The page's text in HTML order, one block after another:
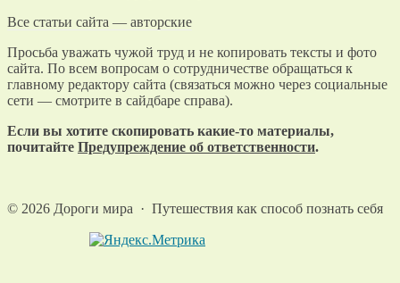
Все статьи сайта — авторские
Просьба уважать чужой труд и не копировать тексты и фото
сайта. По всем вопросам о сотрудничестве обращаться к
главному редактору сайта (связаться можно через социальные
сети — смотрите в сайдбаре справа).
Если вы хотите скопировать какие-то материалы,
почитайте Предупреждение об ответственности.
© 2026 Дороги мира · Путешествия как способ познать себя